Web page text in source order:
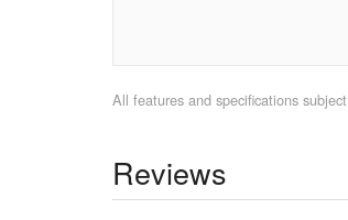
All features and specifications
Reviews